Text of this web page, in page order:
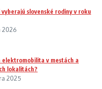
slovenské rodiny v roku
2026
elektromobilita v mestách a
lokalitách?
2025